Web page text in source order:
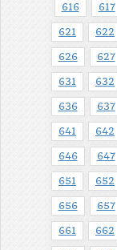
616 617
621 622
626 627
631 632
636 637
641 642
646 647
651 652
656 657
661 662